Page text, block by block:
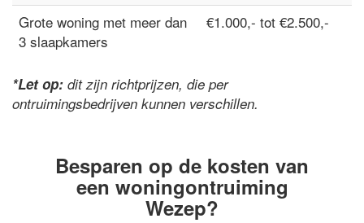
Grote woning met meer dan
3 slaapkamers
€1.000,- tot €2.500,-
*Let op: dit zijn richtprijzen, die per
ontruimingsbedrijven kunnen verschillen.
Besparen op de kosten van
een woningontruiming
Wezep?